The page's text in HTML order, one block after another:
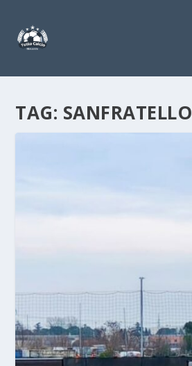
TAG: SANFRATELLO